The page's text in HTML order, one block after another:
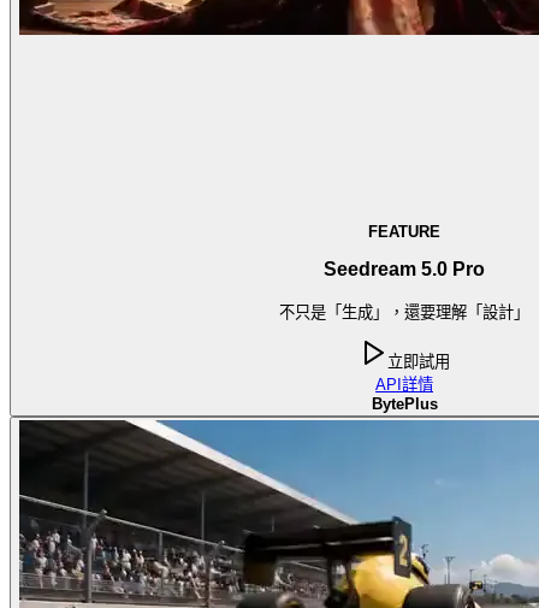
FEATURE
Seedream 5.0 Pro
不只是「生成」，還要理解「設計」
立即試用
API 詳情
BytePlus